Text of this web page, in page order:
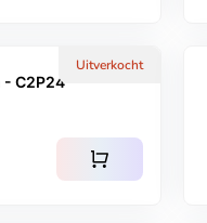
Uitverkocht
- C2P24
shopping_cart